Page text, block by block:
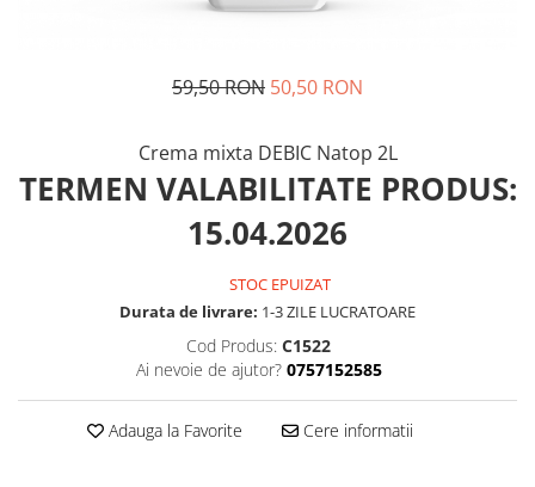
59,50 RON 50,50 RON
Crema mixta DEBIC Natop 2L
TERMEN VALABILITATE PRODUS:
15.04.2026
STOC EPUIZAT
Durata de livrare: 1-3 ZILE LUCRATOARE
Cod Produs: C1522
Ai nevoie de ajutor? 0757152585
Adauga la Favorite Cere informatii